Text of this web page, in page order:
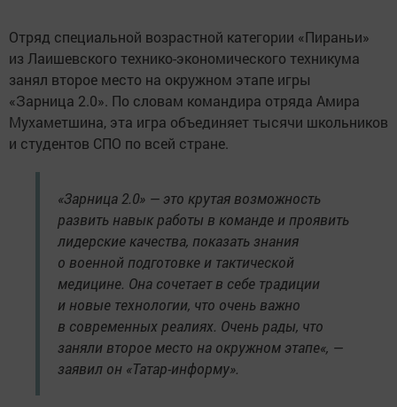
Отряд специальной возрастной категории «Пираньи»
из Лаишевского технико-экономического техникума
занял второе место на окружном этапе игры
«Зарница 2.0». По словам командира отряда Амира
Мухаметшина, эта игра объединяет тысячи школьников
и студентов СПО по всей стране.
«Зарница 2.0» — это крутая возможность
развить навык работы в команде и проявить
лидерские качества, показать знания
о военной подготовке и тактической
медицине. Она сочетает в себе традиции
и новые технологии, что очень важно
в современных реалиях. Очень рады, что
заняли второе место на окружном этапе«, —
заявил он «Татар-информу».